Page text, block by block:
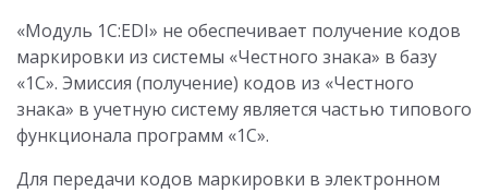
«Модуль 1C:EDI» не обеспечивает получение кодов
маркировки из системы «Честного знака» в базу
«1С». Эмиссия (получение) кодов из «Честного
знака» в учетную систему является частью типового
функционала программ «1С».
Для передачи кодов маркировки в электронном